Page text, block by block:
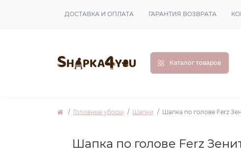
ДОСТАВКА И ОПЛАТА ГАРАНТИЯ ВОЗВРАТА
Каталог товаров
Головные уборы Шапки Шапка по голове Ferz
Шапка по голове Ferz